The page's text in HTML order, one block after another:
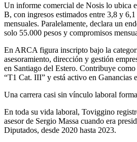
Un informe comercial de Nosis lo ubica
B, con ingresos estimados entre 3,8 y
mensuales. Paralelamente, declara un
solo 55.000 pesos y compromisos
En ARCA figura inscripto bajo la
asesoramiento, dirección y gestión
en Santiago del Estero. Contribuye
“T1 Cat. III” y está activo en Ganancias
Una carrera casi sin vínculo laboral
En toda su vida laboral, Toviggino
asesor de Sergio Massa cuando era
Diputados, desde 2020 hasta 2023.